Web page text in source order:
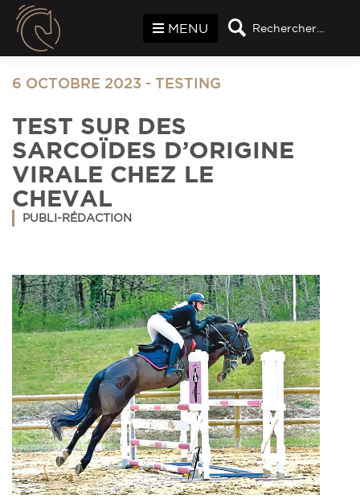
Rechercher...
MENU
6 OCTOBRE 2023 - TESTING
TEST SUR DES
SARCOÏDES D’ORIGINE
VIRALE CHEZ LE
CHEVAL
PUBLI-RÉDACTION
Panneau de gestion des cookies